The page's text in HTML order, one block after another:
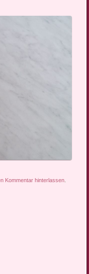
Kommentar hinterlassen